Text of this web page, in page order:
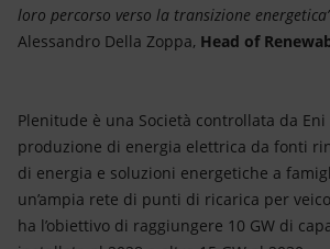
loro percorso verso la transizione
Alessandro Della Zoppa, Head of
Plenitude è una Società controllata da
produzione di energia elettrica da fonti
di energia e soluzioni energetiche a
un’ampia rete di punti di ricarica per
ha l’obiettivo di raggiungere 10 GW di